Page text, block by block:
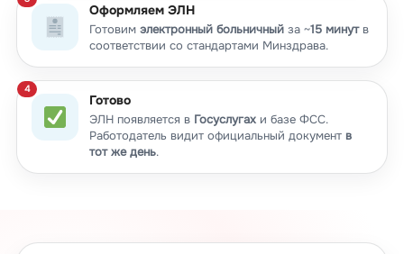
Оформляем ЭЛН
Готовим электронный больничныйза ~15 минутв
соответствии со стандартами Минздрава.
Готово
ЭЛН появляется в Госуслугахи базе ФСС.
Работодатель видит официальный документ в
тот же день.